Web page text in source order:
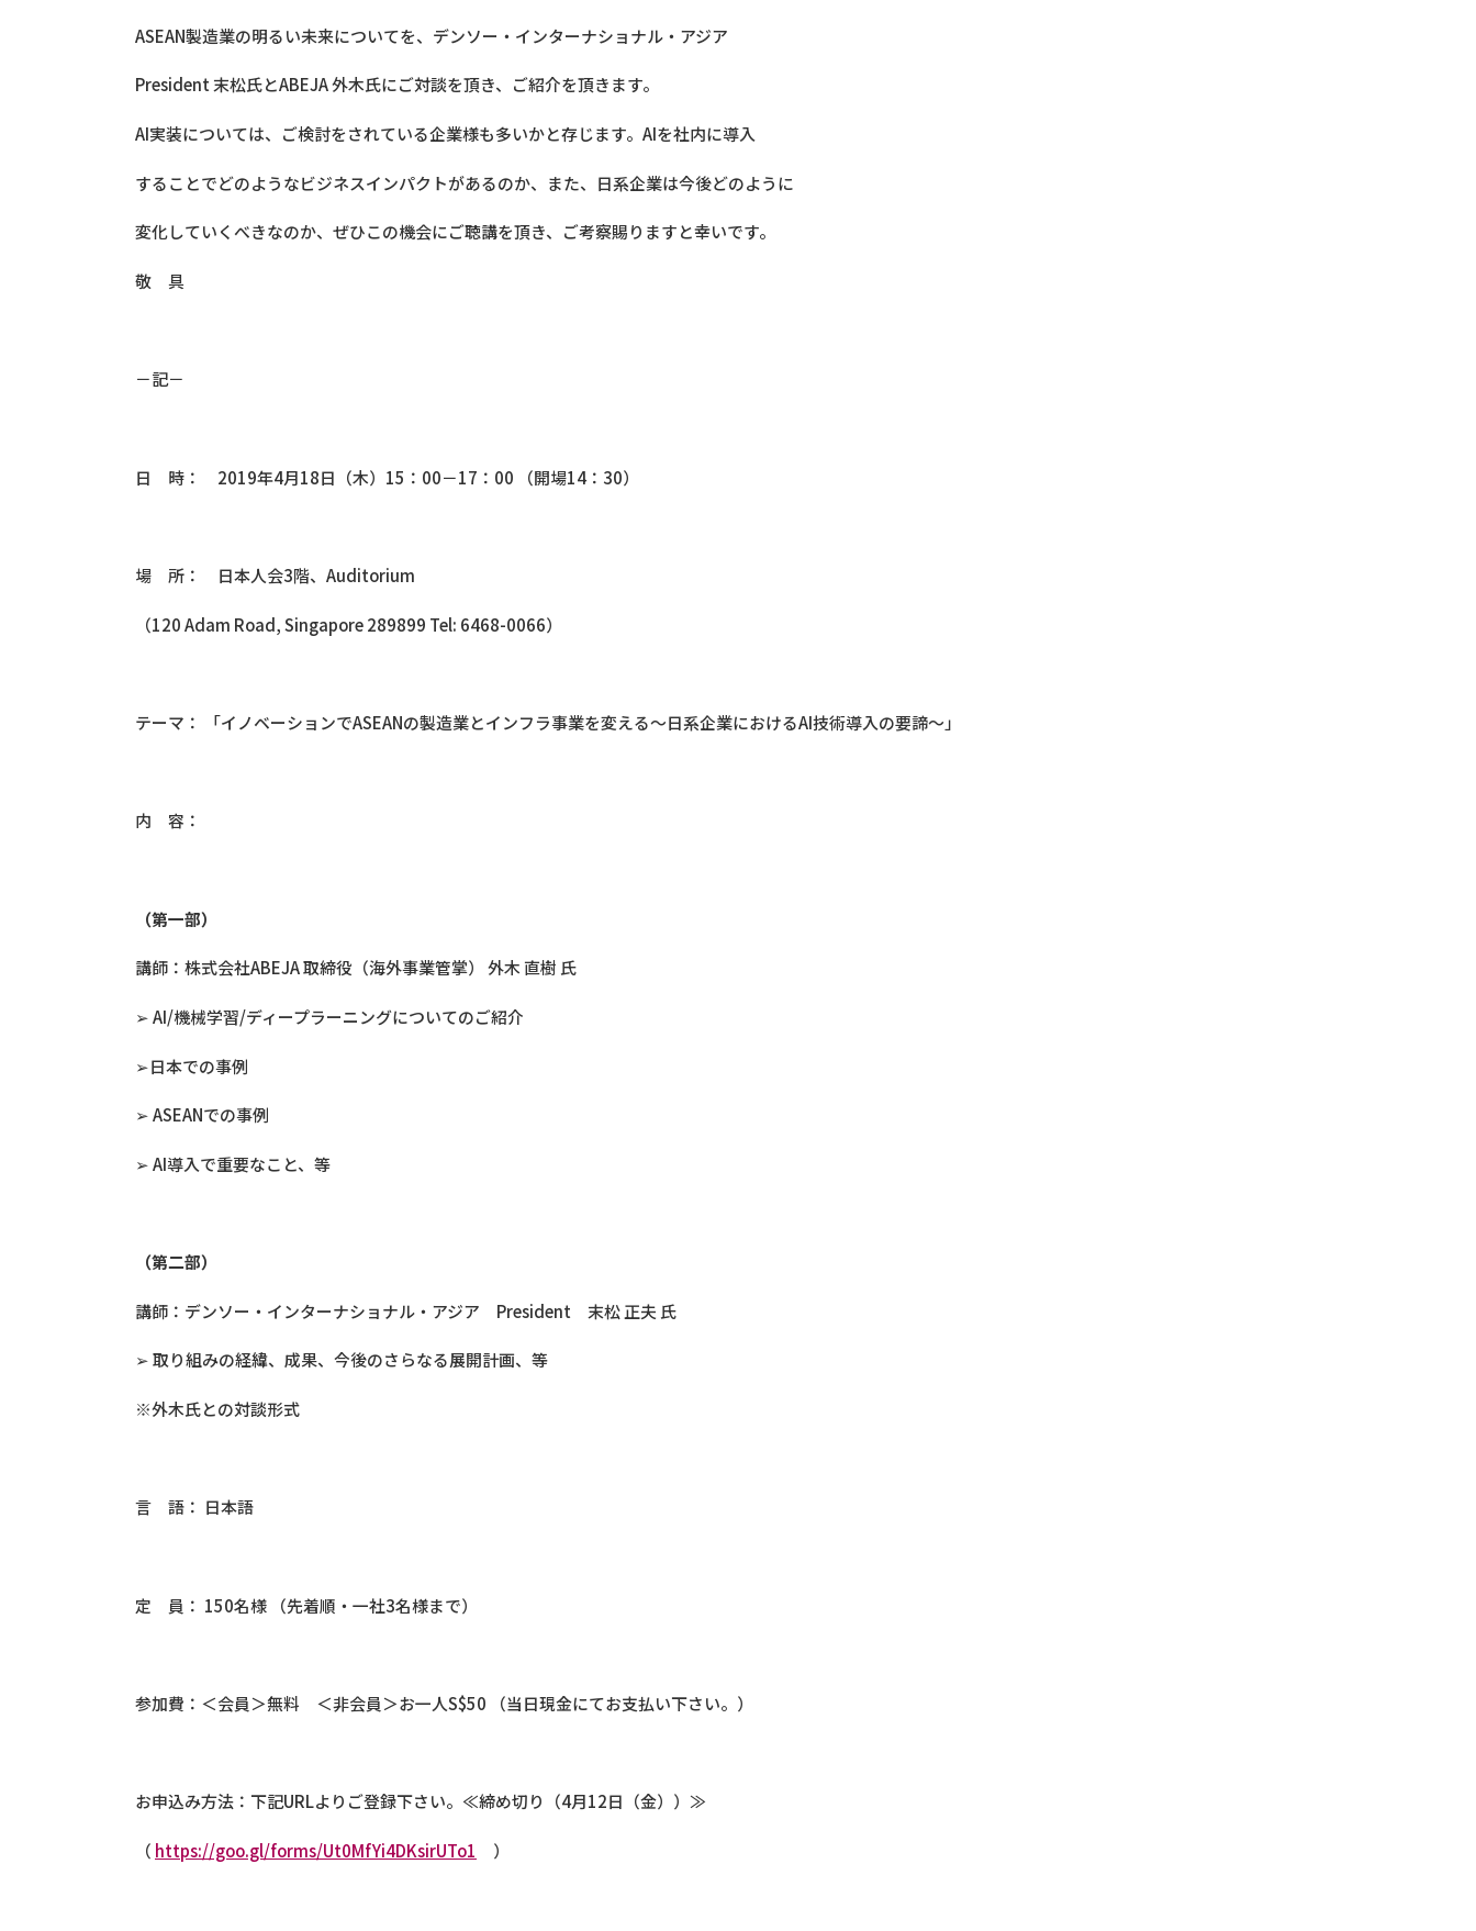
ASEAN製造業の明るい未来についてを、デンソー・インターナショナル・アジア
President 末松氏とABEJA 外木氏にご対談を頂き、ご紹介を頂きます。
AI実装については、ご検討をされている企業様も多いかと存じます。AIを社内に導入
することでどのようなビジネスインパクトがあるのか、また、日系企業は今後どのように
変化していくべきなのか、ぜひこの機会にご聴講を頂き、ご考察賜りますと幸いです。
敬 具
－記－
日 時： 2019年4月18日（木）15：00－17：00 （開場14：30）
場 所： 日本人会3階、Auditorium
（120 Adam Road, Singapore 289899 Tel: 6468-0066）
テーマ： 「イノベーションでASEANの製造業とインフラ事業を変える～日系企業におけるAI技術導入の要諦～」
内 容：
（第一部）
講師：株式会社ABEJA 取締役（海外事業管掌） 外木 直樹 氏
➢ AI/機械学習/ディープラーニングについてのご紹介
➢日本での事例
➢ ASEANでの事例
➢ AI導入で重要なこと、等
（第二部）
講師：デンソー・インターナショナル・アジア President 末松 正夫 氏
➢ 取り組みの経緯、成果、今後のさらなる展開計画、等
※外木氏との対談形式
言 語： 日本語
定 員： 150名様 （先着順・一社3名様まで）
参加費：＜会員＞無料 ＜非会員＞お一人S$50 （当日現金にてお支払い下さい。）
お申込み方法：下記URLよりご登録下さい。≪締め切り（4月12日（金））≫
（ https://goo.gl/forms/Ut0MfYi4DKsirUTo1 ）